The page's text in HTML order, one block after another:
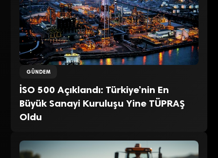
GÜNDEM
İSO 500 Açıklandı: Türkiye’nin En
Büyük Sanayi Kuruluşu Yine TÜPRAŞ
Oldu